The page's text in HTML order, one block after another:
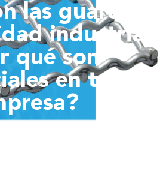
las guardas
industrial
qué son
en tu